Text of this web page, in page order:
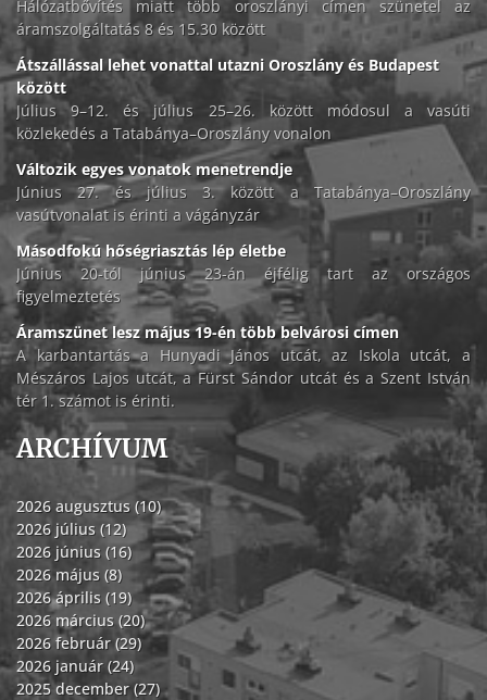
Hálózatbővítés miatt több oroszlányi címen szünetel az
áramszolgáltatás 8 és 15.30 között
Átszállással lehet vonattal utazni Oroszlány és Budapest
között
Július 9–12. és július 25–26. között módosul a vasúti
közlekedés a Tatabánya–Oroszlány vonalon
Változik egyes vonatok menetrendje
Június 27. és július 3. között a Tatabánya–Oroszlány
vasútvonalat is érinti a vágányzár
Másodfokú hőségriasztás lép életbe
Június 20-tól június 23-án éjfélig tart az országos
figyelmeztetés
Áramszünet lesz május 19-én több belvárosi címen
A karbantartás a Hunyadi János utcát, az Iskola utcát, a
Mészáros Lajos utcát, a Fürst Sándor utcát és a Szent István
tér 1. számot is érinti.
ARCHÍVUM
2026 augusztus (10)
2026 július (12)
2026 június (16)
2026 május (8)
2026 április (19)
2026 március (20)
2026 február (29)
2026 január (24)
2025 december (27)